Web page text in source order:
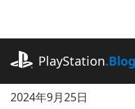
に
ッ
PlayStation.Blog
2024年9月25日